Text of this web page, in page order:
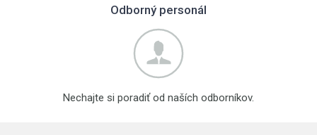
Odborný personál
Nechajte si poradiť od naších odborníkov.